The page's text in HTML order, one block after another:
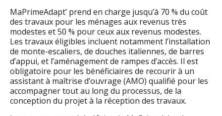
MaPrimeAdapt’ prend en charge jusqu’à 70 % du coût
des travaux pour les ménages aux revenus très
modestes et 50 % pour ceux aux revenus modestes.
Les travaux éligibles incluent notamment l’installation
de monte-escaliers, de douches italiennes, de barres
d’appui, et l’aménagement de rampes d’accès. Il est
obligatoire pour les bénéficiaires de recourir à un
assistant à maîtrise d’ouvrage (AMO) qualifié pour les
accompagner tout au long du processus, de la
conception du projet à la réception des travaux.